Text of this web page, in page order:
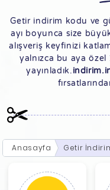
Getir indirim kodu ve
ayı boyunca size
alışveriş keyfinizi
yalnızca bu aya özel
yayınladık.
Anasayfa Getir